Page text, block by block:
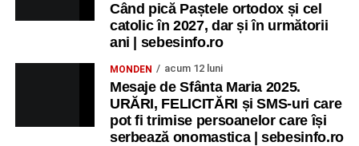
Când pică Paștele ortodox și cel
catolic în 2027, dar și în următorii
ani | sebesinfo.ro
MONDEN acum 12 luni
Mesaje de Sfânta Maria 2025.
URĂRI, FELICITĂRI și SMS-uri care
pot fi trimise persoanelor care își
serbează onomastica | sebesinfo.ro